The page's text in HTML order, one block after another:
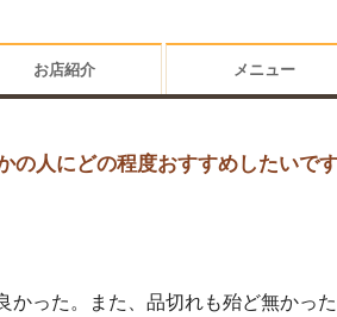
お店紹介 メニュー
の人にどの程度おすすめしたいで
かった。また、品切れも殆ど無かった